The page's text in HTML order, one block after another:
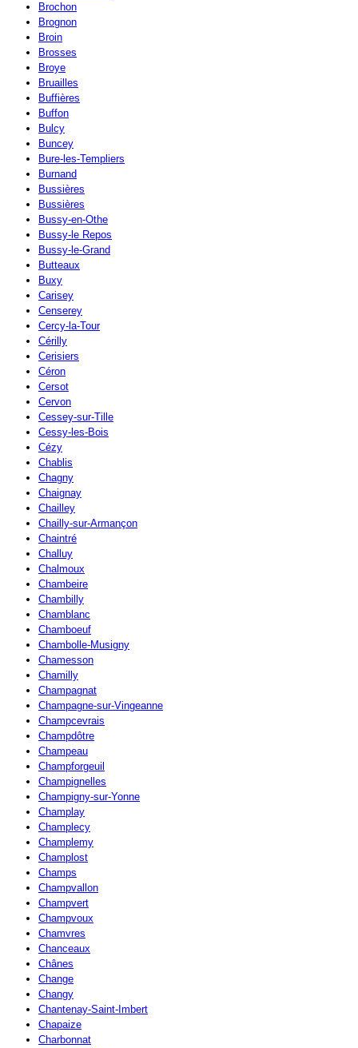
Brochon
Brognon
Broin
Brosses
Broye
Bruailles
Buffières
Buffon
Bulcy
Buncey
Bure-les-Templiers
Burnand
Bussières
Bussières
Bussy-en-Othe
Bussy-le Repos
Bussy-le-Grand
Butteaux
Buxy
Carisey
Censerey
Cercy-la-Tour
Cérilly
Cerisiers
Céron
Cersot
Cervon
Cessey-sur-Tille
Cessy-les-Bois
Cézy
Chablis
Chagny
Chaignay
Chailley
Chailly-sur-Armançon
Chaintré
Challuy
Chalmoux
Chambeire
Chambilly
Chamblanc
Chamboeuf
Chambolle-Musigny
Chamesson
Chamilly
Champagnat
Champagne-sur-Vingeanne
Champcevrais
Champdôtre
Champeau
Champforgeuil
Champignelles
Champigny-sur-Yonne
Champlay
Champlecy
Champlemy
Champlost
Champs
Champvallon
Champvert
Champvoux
Chamvres
Chanceaux
Chânes
Change
Changy
Chantenay-Saint-Imbert
Chapaize
Charbonnat